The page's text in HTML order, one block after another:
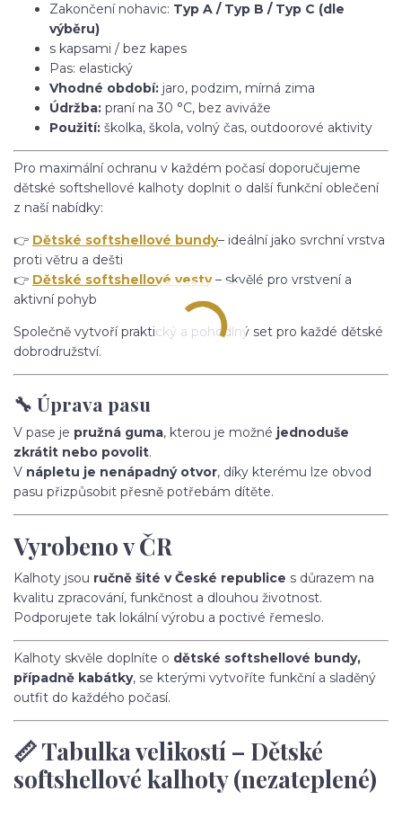
Zakončení nohavic: Typ A / Typ B / Typ C (dle
výběru)
s kapsami / bez kapes
Pas: elastický
Vhodné období: jaro, podzim, mírná zima
Údržba: praní na 30 °C, bez aviváže
Použití: školka, škola, volný čas, outdoorové aktivity
Pro maximální ochranu v každém počasí doporučujeme
dětské softshellové kalhoty doplnit o další funkční oblečení
z naší nabídky:
👉 Dětské softshellové bundy– ideální jako svrchní vrstva
proti větru a dešti
👉 Dětské softshellové vesty– skvělé pro vrstvení a
aktivní pohyb
Společně vytvoří praktický a pohodlný set pro každé dětské
dobrodružství.
🔧 Úprava pasu
V pase je pružná guma, kterou je možné jednoduše
zkrátit nebo povolit.
V nápletu je nenápadný otvor, díky kterému lze obvod
pasu přizpůsobit přesně potřebám dítěte.
Vyrobeno v ČR
Kalhoty jsou ručně šité v České republice s důrazem na
kvalitu zpracování, funkčnost a dlouhou životnost.
Podporujete tak lokální výrobu a poctivé řemeslo.
Kalhoty skvěle doplníte o dětské softshellové bundy,
případně kabátky, se kterými vytvoříte funkční a sladěný
outfit do každého počasí.
📏 Tabulka velikostí – Dětské
softshellové kalhoty (nezateplené)